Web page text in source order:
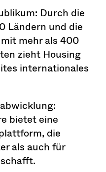
Durch die
Ländern und die
mehr als 400
zieht Housing
internationales
bietet eine
die
als auch für